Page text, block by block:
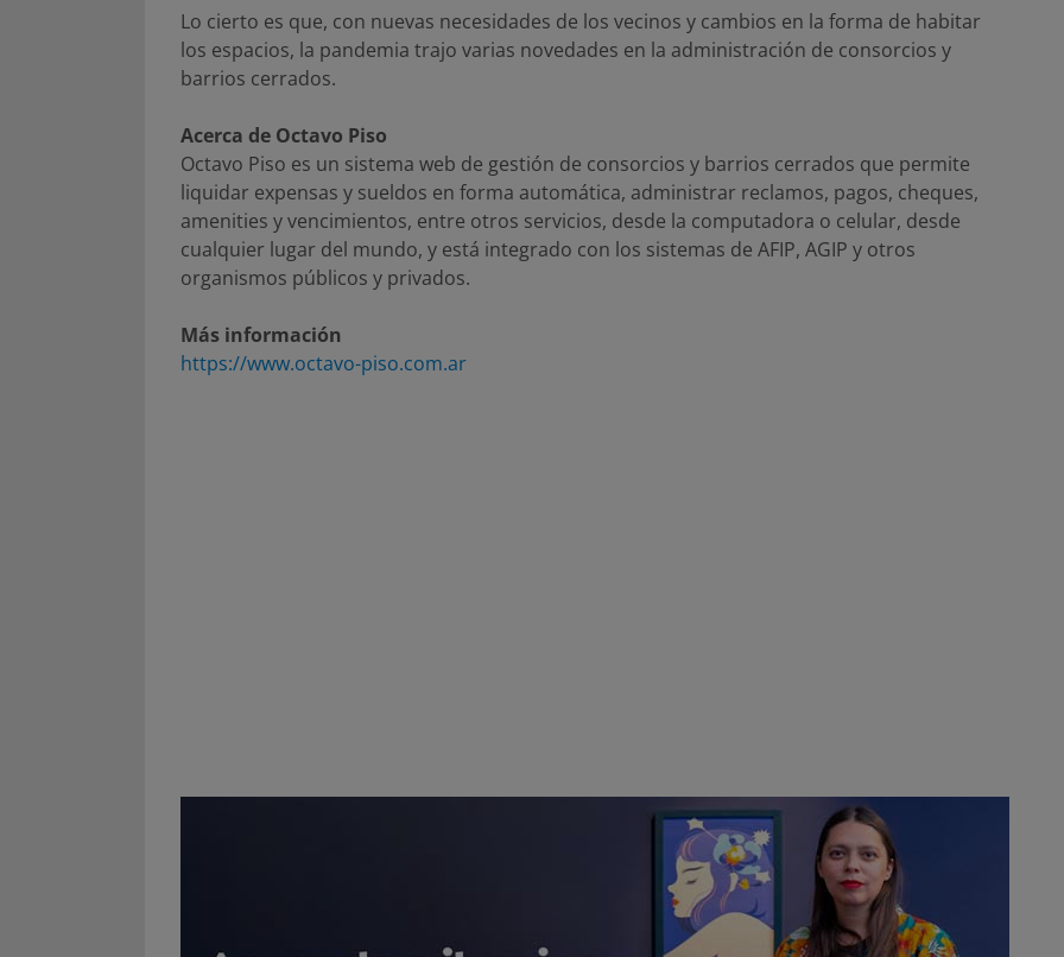
Lo cierto es que, con nuevas necesidades de los vecinos y cambios en la forma de habitar
los espacios, la pandemia trajo varias novedades en la administración de consorcios y
barrios cerrados.
Acerca de Octavo Piso
Octavo Piso es un sistema web de gestión de consorcios y barrios cerrados que permite
liquidar expensas y sueldos en forma automática, administrar reclamos, pagos, cheques,
amenities y vencimientos, entre otros servicios, desde la computadora o celular, desde
cualquier lugar del mundo, y está integrado con los sistemas de AFIP, AGIP y otros
organismos públicos y privados.
Más información
https://www.octavo-piso.com.ar